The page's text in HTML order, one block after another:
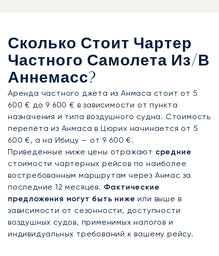
перелётов. Из Анмаса трансфер с личным
водителем доставит вас в центр Женевы
примерно за 20 минут, в Межев — около часа, а в
Шамони — примерно за 1 час 15 минут.
Вертолётный трансфер позволяет ещё больше
сократить время в пути: до Куршевеля можно
добраться всего за 30 минут.
Обладая двадцатилетним опытом, компания
LunaJets стала первым европейским брокером
частных джетов, получившим сертификат
Argus®, что подтверждает наши строгие
стандарты безопасности и безупречное
качество обслуживания. В Анмасе этот опыт
позволяет нам обеспечивать быстрый и удобный
доступ как к Женеве, так и к Альпам, организуя
для вас зимний отдых, деловые поездки и летние
путешествия с максимальной гибкостью и
Сколько Стоит Чартер
Частного Самолета Из/в
Аннемасс?
Аренда частного джета из Анмаса стоит от 5
600 € до 9 600 € в зависимости от пункта
назначения и типа воздушного судна. Стоимость
перелёта из Анмаса в Цюрих начинается от 5
600 €, а на Ибицу — от 9 600 €.
Приведённые ниже цены отражают средние
стоимости чартерных рейсов по наиболее
востребованным маршрутам через Анмас за
последние 12 месяцев. Фактические
предложения могут быть ниже или выше в
зависимости от сезонности, доступности
воздушных судов, применимых налогов и
индивидуальных требований к вашему рейсу.